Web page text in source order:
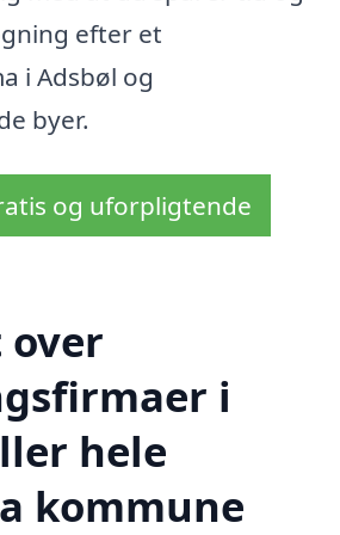
efter et
i Adsbøl og
byer.
og uforpligtende
over
i
hele
kommune